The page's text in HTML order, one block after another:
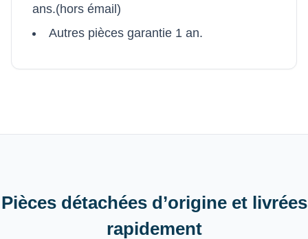
ans.(hors émail)
Autres pièces garantie 1 an.
Pièces détachées d’origine et livrées
rapidement